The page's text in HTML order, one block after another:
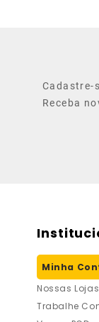
Cadastre-
Receba
Minha
Nossas Lojas
Trabalhe